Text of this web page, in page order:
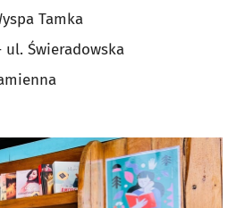
Tamka
Świeradowska